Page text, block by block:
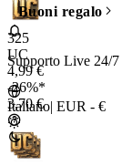
Buoni regalo
Supporto Live 24/7
Italiano| EUR - €
325
UC
4,99 €
-26%*
3,70 €